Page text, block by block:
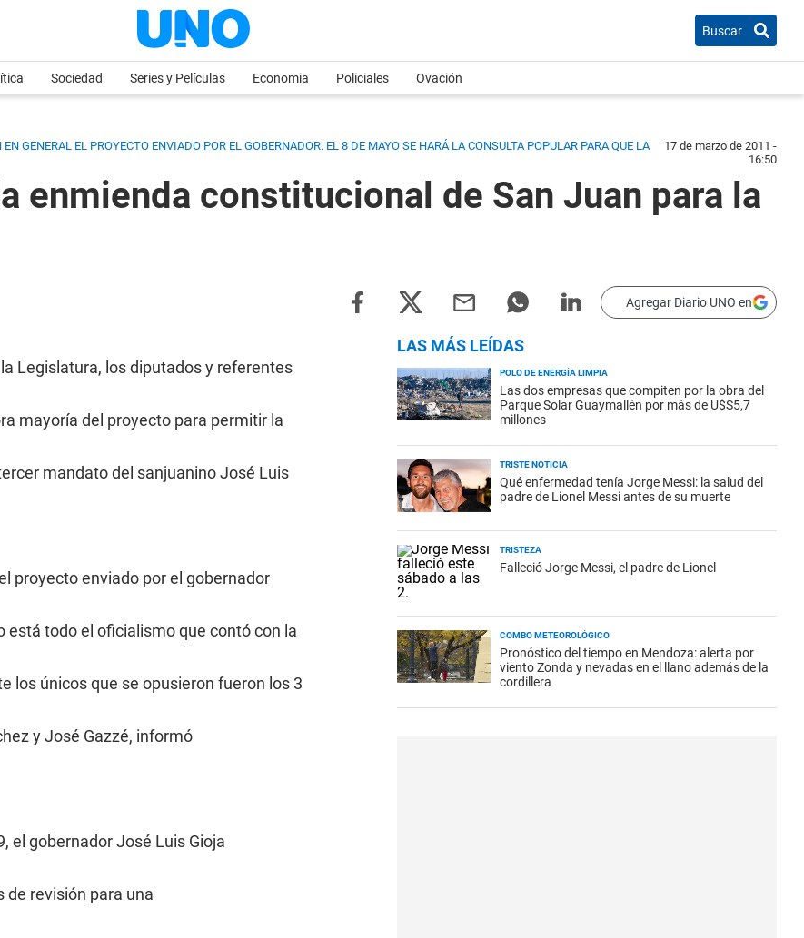
Buscar
Sociedad Series y Películas Economia Policiales Ovación
GENERAL EL PROYECTO ENVIADO POR EL GOBERNADOR. EL 8 DE MAYO SE HARÁ LA CONSULTA POPULAR PARA QUE LA
17 de marzo de 2011 -
16:50
enmienda constitucional de San Juan para la
Agregar Diario UNO en
Legislatura, los diputados y referentes
mayoría del proyecto para permitir la
mandato del sanjuanino José Luis
proyecto enviado por el gobernador
está todo el oficialismo que contó con la
los únicos que se opusieron fueron los 3
y José Gazzé, informó
el gobernador José Luis Gioja
de revisión para una
LAS MÁS LEÍDAS
POLO DE ENERGÍA LIMPIA
Las dos empresas que compiten por la obra del
Parque Solar Guaymallén por más de U$S5,7
millones
TRISTE NOTICIA
Qué enfermedad tenía Jorge Messi: la salud del
padre de Lionel Messi antes de su muerte
TRISTEZA
Falleció Jorge Messi, el padre de Lionel
COMBO METEOROLÓGICO
Pronóstico del tiempo en Mendoza: alerta por
viento Zonda y nevadas en el llano además de la
cordillera